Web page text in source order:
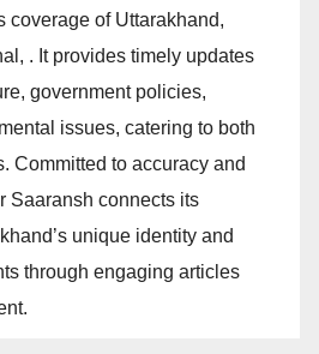
coverage of Uttarakhand,
. It provides timely updates
government policies,
issues, catering to both
Committed to accuracy and
Saaransh connects its
unique identity and
through engaging articles